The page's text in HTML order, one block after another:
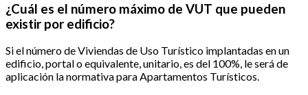
¿Cuál es el número máximo de VUT que pueden
existir por edificio?
Si el número de Viviendas de Uso Turístico implantadas en un
edificio, portal o equivalente, unitario, es del 100%, le será de
aplicación la normativa para Apartamentos Turísticos.